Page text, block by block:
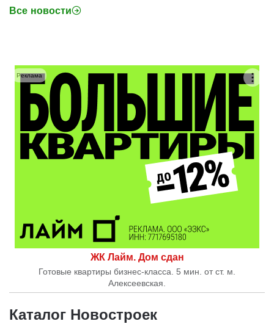
Все новости
ЖК Лайм. Дом сдан
Готовые квартиры бизнес-класса. 5 мин. от ст. м.
Алексеевская.
Реклама
Каталог Новостроек